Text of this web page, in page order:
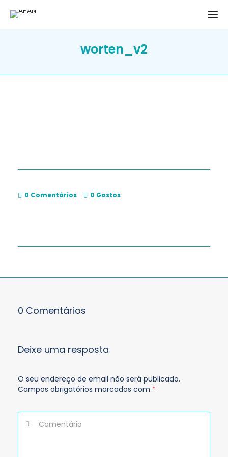
worten_v2
0 Comentários 0 Gostos
0 Comentários
Deixe uma resposta
O seu endereço de email não será publicado.
Campos obrigatórios marcados com *